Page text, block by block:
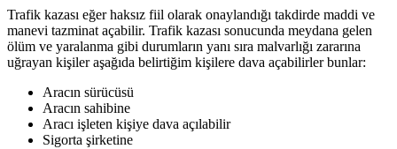
Trafik kazası eğer haksız fiil olarak onaylandığı takdirde maddi ve
manevi tazminat açabilir. Trafik kazası sonucunda meydana gelen
ölüm ve yaralanma gibi durumların yanı sıra malvarlığı zararına
uğrayan kişiler aşağıda belirtiğim kişilere dava açabilirler bunlar:
Aracın sürücüsü
Aracın sahibine
Aracı işleten kişiye dava açılabilir
Sigorta şirketine